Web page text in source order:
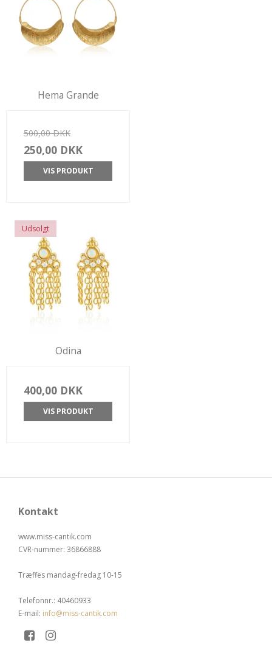
Hema Grande
500,00 DKK
250,00 DKK
VIS PRODUKT
Udsolgt
Odina
400,00 DKK
VIS PRODUKT
Kontakt
www.miss-cantik.com
CVR-nummer: 36866888
Træffes mandag-fredag 10-15
Telefonnr.: 40460933
E-mail: info@miss-cantik.com